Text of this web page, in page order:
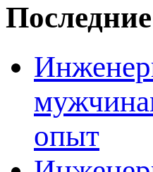
опыт